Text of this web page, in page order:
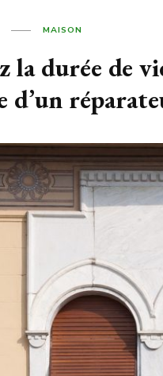
MAISON
la durée de
d’un